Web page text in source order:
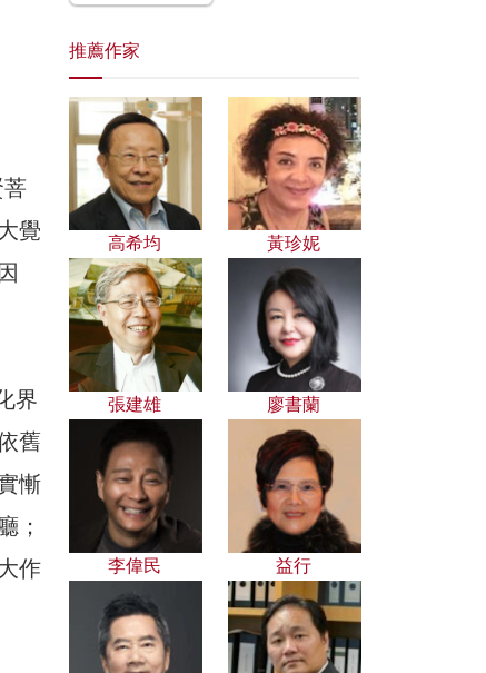
菩
覺
界
舊
慚
；
作
推薦作家
高希均 黃珍妮
張建雄 廖書蘭
李偉民 益行